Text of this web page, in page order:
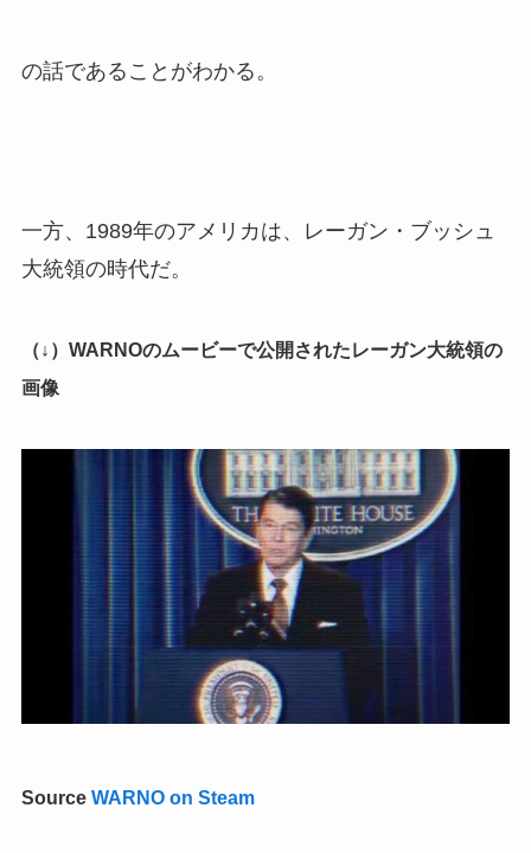
の話であることがわかる。
一方、1989年のアメリカは、レーガン・ブッシュ
大統領の時代だ。
（↓）WARNOのムービーで公開されたレーガン大統領の
画像
Source WARNO on Steam